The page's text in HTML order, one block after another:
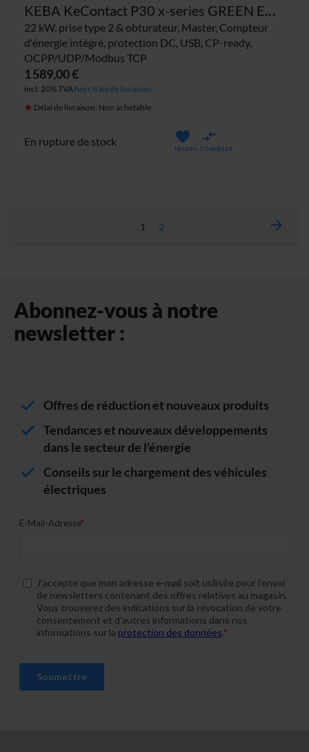
KEBA KeContact P30 x-series GREEN EDITION 125.046 borne de recharge
22 kW, prise type 2 & obturateur, Master, Compteur
d'énergie intégré, protection DC, USB, CP-ready,
OCPP/UDP/Modbus TCP
1 589,00 €
incl. 20% TVA hors frais de livraison
Délai de livraison: Non achetable
En rupture de stock
FAVORIS COMPARER
Page
Vous
page
1 Page
2
Abonnez-vous à notre
newsletter :
Offres de réduction et nouveaux produits
Tendances et nouveaux développements
dans le secteur de l'énergie
Conseils sur le chargement des véhicules
électriques